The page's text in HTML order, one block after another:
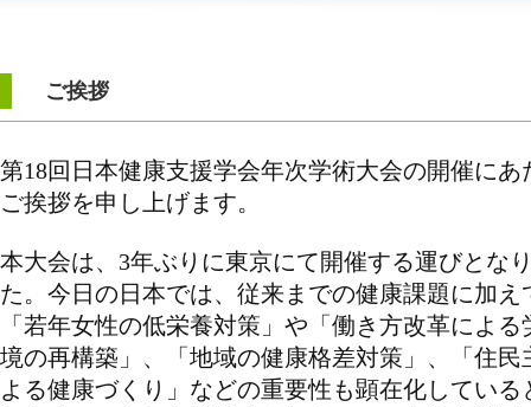
ご挨拶
第18回日本健康支援学会年次学術大会の開催にあ
ご挨拶を申し上げます。
本大会は、3年ぶりに東京にて開催する運びとな
た。今日の日本では、従来までの健康課題に加え
「若年女性の低栄養対策」や「働き方改革による
境の再構築」、「地域の健康格差対策」、「住民
よる健康づくり」などの重要性も顕在化している